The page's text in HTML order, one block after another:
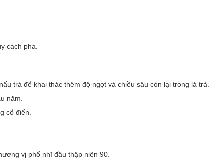
cách pha.
trà để khai thác thêm độ ngọt và chiều sâu còn lại trong lá trà.
năm.
cổ điển.
vị phổ nhĩ đầu thập niên 90.